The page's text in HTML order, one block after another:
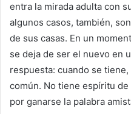
entra la mirada adulta con
algunos casos, también,
de sus casas. En un
se deja de ser el nuevo en
respuesta: cuando se
común. No tiene espíritu
por ganarse la palabra